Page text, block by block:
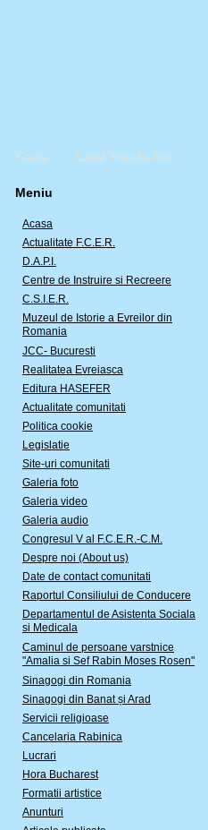
Cauta Canal Youtube live
Meniu
Acasa
Actualitate F.C.E.R.
D.A.P.I.
Centre de Instruire si Recreere
C.S.I.E.R.
Muzeul de Istorie a Evreilor din
Romania
JCC- Bucuresti
Realitatea Evreiasca
Editura HASEFER
Actualitate comunitati
Politica cookie
Legislatie
Site-uri comunitati
Galeria foto
Galeria video
Galeria audio
Congresul V al F.C.E.R.-C.M.
Despre noi (About us)
Date de contact comunitati
Raportul Consiliului de Conducere
Departamentul de Asistenta Sociala
si Medicala
Caminul de persoane varstnice
"Amalia si Sef Rabin Moses Rosen"
Sinagogi din Romania
Sinagogi din Banat și Arad
Servicii religioase
Cancelaria Rabinica
Lucrari
Hora Bucharest
Formatii artistice
Anunturi